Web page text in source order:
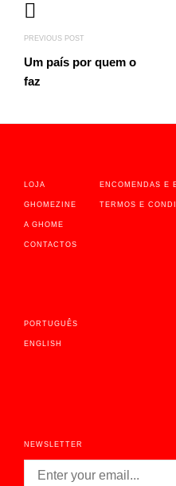
de
artigos
PREVIOUS POST
Um país por quem o
faz
LOJA
GHOMEZINE
A GHOME
CONTACTOS
ENCOMENDAS E
TERMOS E
PORTUGUÊS
ENGLISH
NEWSLETTER